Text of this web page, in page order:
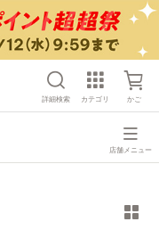
詳細検索 カテゴリ かご
店舗メニュー